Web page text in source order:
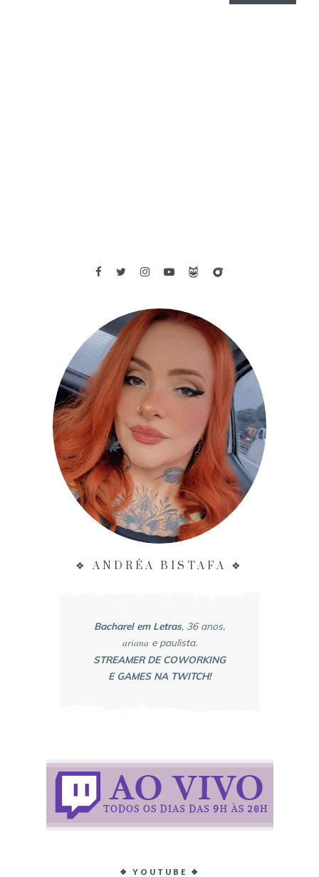
❖ ANDRÉA BISTAFA ❖
Bacharel em Letras, 36 anos,
arianae paulista.
STREAMER DE COWORKING
E GAMES NA TWITCH!
❖ YOUTUBE ❖